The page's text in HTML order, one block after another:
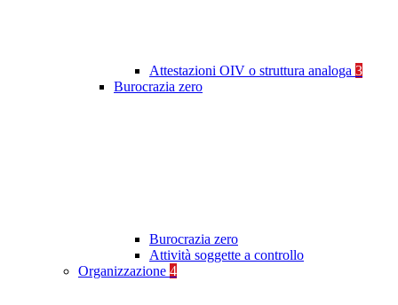
Attestazioni OIV o struttura analoga 3
Burocrazia zero
Burocrazia zero
Attività soggette a controllo
Organizzazione 4